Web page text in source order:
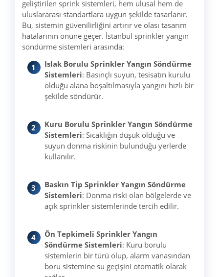
geliştirilen sprink sistemleri, hem ulusal hem de
uluslararası standartlara uygun şekilde tasarlanır.
Bu, sistemin güvenilirliğini artırır ve olası tasarım
hatalarının önüne geçer. İstanbul sprinkler yangın
söndürme sistemleri arasında:
Islak Borulu Sprinkler Yangın Söndürme
Sistemleri: Basınçlı suyun, tesisatın kurulu
olduğu alana boşaltılmasıyla yangını hızlı bir
şekilde söndürür.
Kuru Borulu Sprinkler Yangın Söndürme
Sistemleri: Sıcaklığın düşük olduğu ve
suyun donma riskinin bulunduğu yerlerde
kullanılır.
Baskın Tip Sprinkler Yangın Söndürme
Sistemleri: Donma riski olan bölgelerde ve
açık sprinkler sistemlerinde tercih edilir.
Ön Tepkimeli Sprinkler Yangın
Söndürme Sistemleri: Kuru borulu
sistemlerin bir türü olup, alarm vanasından
boru sistemine su geçişini otomatik olarak